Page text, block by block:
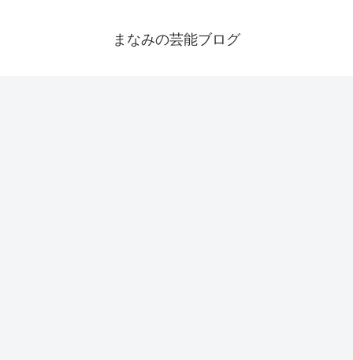
まなみの芸能ブログ